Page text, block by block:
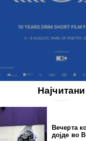
Најчитани
Вечерта
дојде во